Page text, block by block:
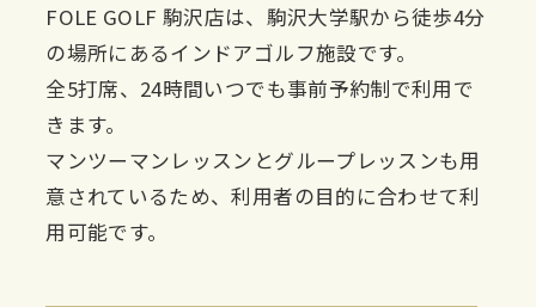
FOLE GOLF 駒沢店は、駒沢大学駅から徒歩4分
の場所にあるインドアゴルフ施設です。
全5打席、24時間いつでも事前予約制で利用で
きます。
マンツーマンレッスンとグループレッスンも用
意されているため、利用者の目的に合わせて利
用可能です。